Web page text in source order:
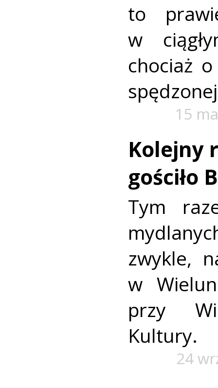
to
w
chociaż
15
Kolejny
gościło
Tym
zwykle,
w
przy
Kultury.
24